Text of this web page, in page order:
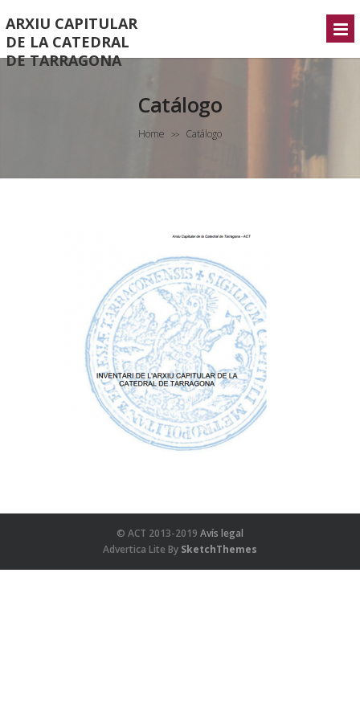
ARXIU CAPITULAR
DE LA CATEDRAL
DE TARRAGONA
Catálogo
Home >> Catálogo
© ACT 2013-2019 Avís legal
Advertica Lite By SketchThemes